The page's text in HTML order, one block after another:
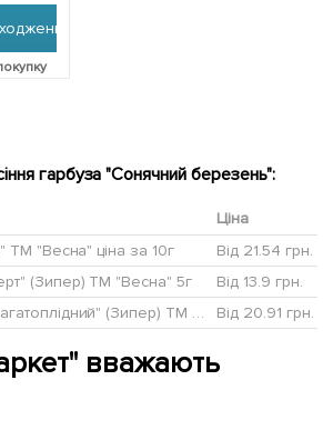
гарбуза "Сонячний березень":
Ціна
ТМ "Весна" ціна за 10г
Від 21.54 грн.
(Зипер) ТМ "Весна" 5г
Від 13.9 грн.
Гарбуз "Український багатоплідний" (Зипер) ТМ "Весна" 5г
Від 20.91 грн.
вважають